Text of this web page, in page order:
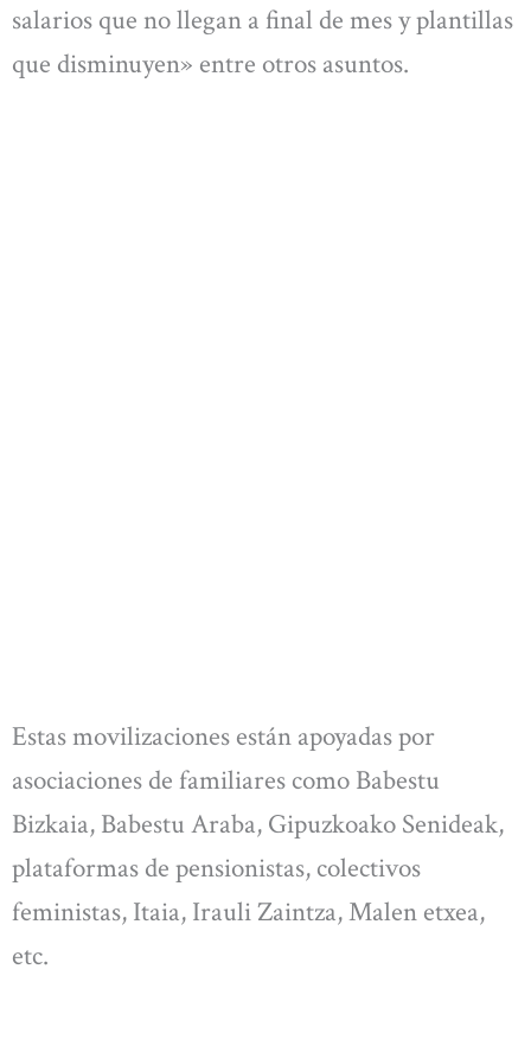
salarios que no llegan a final de mes y plantillas
que disminuyen» entre otros asuntos.
Estas movilizaciones están apoyadas por
asociaciones de familiares como Babestu
Bizkaia, Babestu Araba, Gipuzkoako Senideak,
plataformas de pensionistas, colectivos
feministas, Itaia, Irauli Zaintza, Malen etxea,
etc.